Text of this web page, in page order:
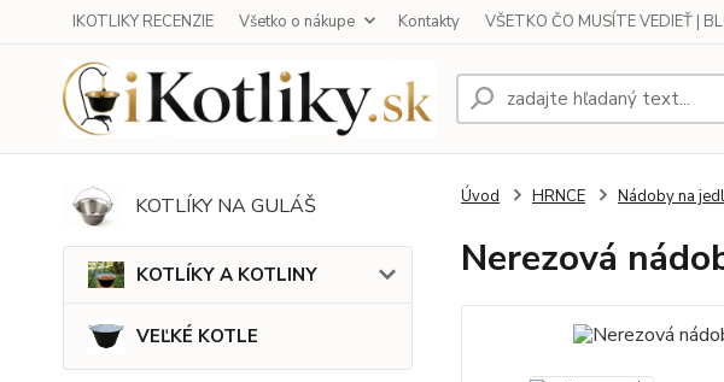
IKOTLIKY RECENZIE Všetko o nákupe Kontakty VŠETKO ČO MUSÍTE VEDIEŤ |
KOTLÍKY NA GULÁŠ
KOTLÍKY A KOTLINY
VEĽKÉ KOTLE
Úvod HRNCE Nádoby na
Nerezová